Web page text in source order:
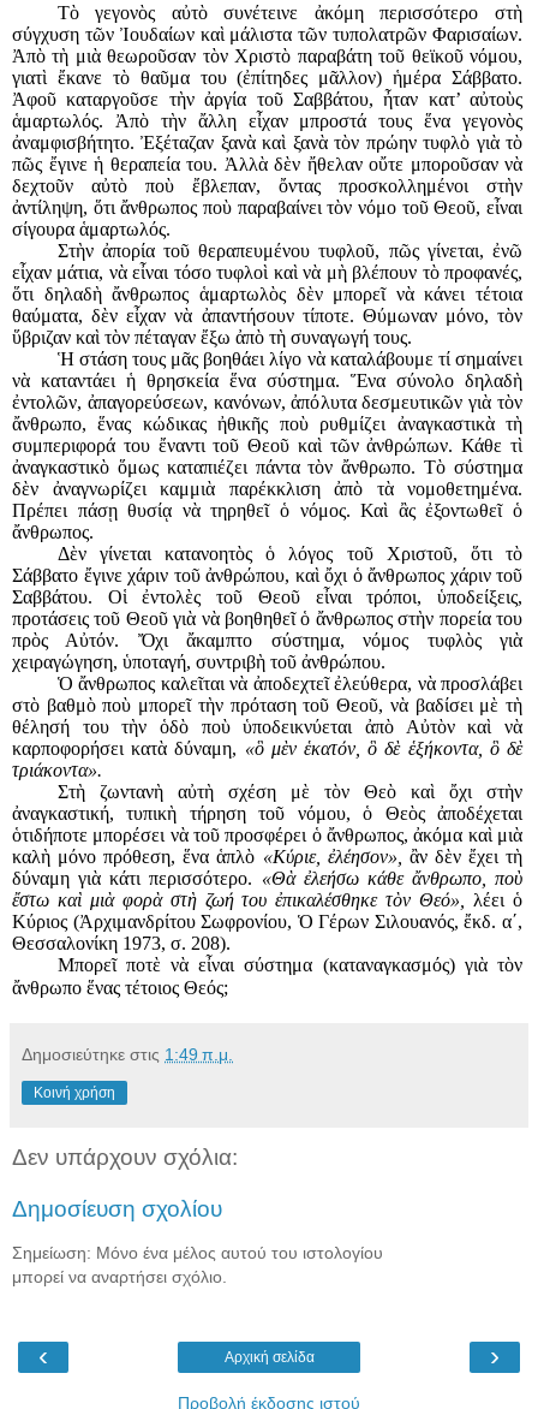
Τὸ γεγονὸς αὐτὸ συνέτεινε ἀκόμη περισσότερο στὴ
σύγχυση τῶν Ἰουδαίων καὶ μάλιστα τῶν τυπολατρῶν Φαρισαίων.
Ἀπὸ τὴ μιὰ θεωροῦσαν τὸν Χριστὸ παραβάτη τοῦ θεϊκοῦ νόμου,
γιατὶ ἔκανε τὸ θαῦμα του (ἐπίτηδες μᾶλλον) ἡμέρα Σάββατο.
Ἀφοῦ καταργοῦσε τὴν ἀργία τοῦ Σαββάτου, ἦταν κατ’ αὐτοὺς
ἁμαρτωλός. Ἀπὸ τὴν ἄλλη εἶχαν μπροστά τους ἕνα γεγονὸς
ἀναμφισβήτητο. Ἐξέταζαν ξανὰ καὶ ξανὰ τὸν πρώην τυφλὸ γιὰ τὸ
πῶς ἔγινε ἡ θεραπεία του. Ἀλλὰ δὲν ἤθελαν οὔτε μποροῦσαν νὰ
δεχτοῦν αὐτὸ ποὺ ἔβλεπαν, ὄντας προσκολλημένοι στὴν
ἀντίληψη, ὅτι ἄνθρωπος ποὺ παραβαίνει τὸν νόμο τοῦ Θεοῦ, εἶναι
σίγουρα ἁμαρτωλός.
Στὴν ἀπορία τοῦ θεραπευμένου τυφλοῦ, πῶς γίνεται, ἐνῶ
εἶχαν μάτια, νὰ εἶναι τόσο τυφλοὶ καὶ νὰ μὴ βλέπουν τὸ προφανές,
ὅτι δηλαδὴ ἄνθρωπος ἁμαρτωλὸς δὲν μπορεῖ νὰ κάνει τέτοια
θαύματα, δὲν εἶχαν νὰ ἀπαντήσουν τίποτε. Θύμωναν μόνο, τὸν
ὕβριζαν καὶ τὸν πέταγαν ἔξω ἀπὸ τὴ συναγωγή τους.
Ἡ στάση τους μᾶς βοηθάει λίγο νὰ καταλάβουμε τί σημαίνει
νὰ καταντάει ἡ θρησκεία ἕνα σύστημα. Ἕνα σύνολο δηλαδὴ
ἐντολῶν, ἀπαγορεύσεων, κανόνων, ἀπόλυτα δεσμευτικῶν γιὰ τὸν
ἄνθρωπο, ἕνας κώδικας ἠθικῆς ποὺ ρυθμίζει ἀναγκαστικὰ τὴ
συμπεριφορά του ἔναντι τοῦ Θεοῦ καὶ τῶν ἀνθρώπων. Κάθε τὶ
ἀναγκαστικὸ ὅμως καταπιέζει πάντα τὸν ἄνθρωπο. Τὸ σύστημα
δὲν ἀναγνωρίζει καμμιὰ παρέκκλιση ἀπὸ τὰ νομοθετημένα.
Πρέπει πάσῃ θυσίᾳ νὰ τηρηθεῖ ὁ νόμος. Καὶ ἂς ἐξοντωθεῖ ὁ
ἄνθρωπος.
Δὲν γίνεται κατανοητὸς ὁ λόγος τοῦ Χριστοῦ, ὅτι τὸ
Σάββατο ἔγινε χάριν τοῦ ἀνθρώπου, καὶ ὄχι ὁ ἄνθρωπος χάριν τοῦ
Σαββάτου. Οἱ ἐντολὲς τοῦ Θεοῦ εἶναι τρόποι, ὑποδείξεις,
προτάσεις τοῦ Θεοῦ γιὰ νὰ βοηθηθεῖ ὁ ἄνθρωπος στὴν πορεία του
πρὸς Αὐτόν. Ὄχι ἄκαμπτο σύστημα, νόμος τυφλὸς γιὰ
χειραγώγηση, ὑποταγή, συντριβὴ τοῦ ἀνθρώπου.
Ὁ ἄνθρωπος καλεῖται νὰ ἀποδεχτεῖ ἐλεύθερα, νὰ προσλάβει
στὸ βαθμὸ ποὺ μπορεῖ τὴν πρόταση τοῦ Θεοῦ, νὰ βαδίσει μὲ τὴ
θέλησή του τὴν ὁδὸ ποὺ ὑποδεικνύεται ἀπὸ Αὐτὸν καὶ νὰ
καρποφορήσει κατὰ δύναμη, «ὃ μὲν ἑκατόν, ὃ δὲ ἑξήκοντα, ὃ δὲ
τριάκοντα».
Στὴ ζωντανὴ αὐτὴ σχέση μὲ τὸν Θεὸ καὶ ὄχι στὴν
ἀναγκαστική, τυπικὴ τήρηση τοῦ νόμου, ὁ Θεὸς ἀποδέχεται
ὁτιδήποτε μπορέσει νὰ τοῦ προσφέρει ὁ ἄνθρωπος, ἀκόμα καὶ μιὰ
καλὴ μόνο πρόθεση, ἕνα ἁπλὸ «Κύριε, ἐλέησον»,
ἂν δὲν ἔχει τὴ
δύναμη γιὰ κάτι περισσότερο. «Θὰ ἐλεήσω κάθε ἄνθρωπο, ποὺ
ἔστω καὶ μιὰ φορὰ στὴ ζωή του ἐπικαλέσθηκε τὸν Θεό»,
λέει ὁ
Κύριος (Ἀρχιμανδρίτου Σωφρονίου, Ὁ Γέρων Σιλουανός, ἔκδ. α΄,
Θεσσαλονίκη 1973, σ. 208).
Μπορεῖ ποτὲ νὰ εἶναι σύστημα (καταναγκασμός) γιὰ τὸν
ἄνθρωπο ἕνας τέτοιος Θεός;
Δημοσιεύτηκε στις 1:49 π.μ.
Κοινή χρήση
Δεν υπάρχουν σχόλια:
Δημοσίευση σχολίου
Σημείωση: Μόνο ένα μέλος αυτού του ιστολογίου
μπορεί να αναρτήσει σχόλιο.
‹ ›
Αρχική σελίδα
Προβολή έκδοσης ιστού